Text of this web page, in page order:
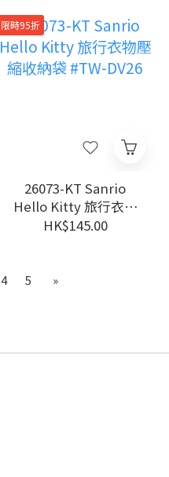
限時95折
26073-KT Sanrio
Hello Kitty 旅行衣物
壓縮收納袋 #TW-
HK$145.00
4 5 »